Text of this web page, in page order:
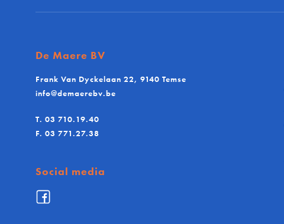
De Maere BV
Frank Van Dyckelaan 22, 9140 Temse
info@demaerebv.be
T. 03 710.19.40
F. 03 771.27.38
Social media
Facebook
De